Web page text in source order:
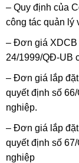
– Quy định của
công tác quản lý
– Đơn giá XDCB
24/1999/QĐ-UB
– Đơn giá lắp
quyết định số
nghiệp.
– Đơn giá lắp
quyết định số
nghiệp